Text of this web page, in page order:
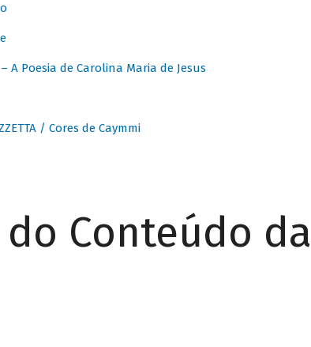
A Poesia de Carolina Maria de Jesus
/ Cores de Caymmi
Conteúdo da